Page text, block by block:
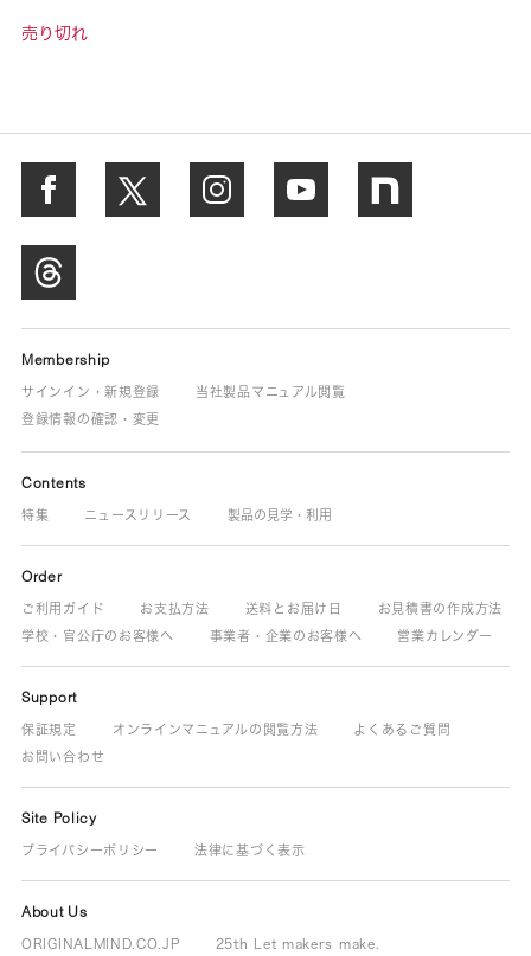
売り切れ
Membership
サインイン・新規登録
当社製品マニュアル閲覧
登録情報の確認・変更
Contents
特集 ニュースリリース 製品の見学・利用
Order
ご利用ガイド お支払方法 送料とお届け日
お見積書の作成方法
学校・官公庁のお客様へ
事業者・企業のお客様へ 営業カレンダー
Support
保証規定 オンラインマニュアルの閲覧方法
よくあるご質問
お問い合わせ
Site Policy
プライバシーポリシー 法律に基づく表示
About Us
ORIGINALMIND.CO.JP 25th Let makers make.